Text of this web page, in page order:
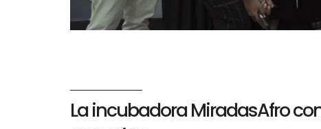
La incubadora MiradasAfro